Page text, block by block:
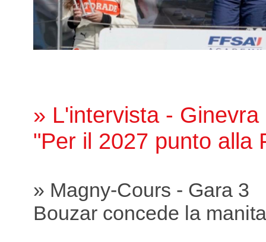
» L'intervista - Ginevra
"Per il 2027 punto alla
» Magny-Cours - Gara 3
Bouzar concede la manita